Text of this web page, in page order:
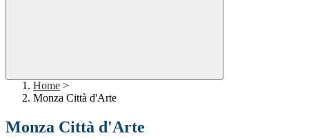
Home >
Monza Città d'Arte
Monza Città d'Arte